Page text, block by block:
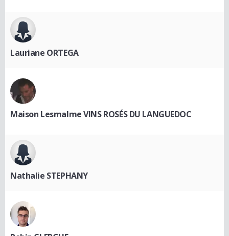
Lauriane ORTEGA
Maison Lesmalme VINS ROSÉS DU LANGUEDOC
Nathalie STEPHANY